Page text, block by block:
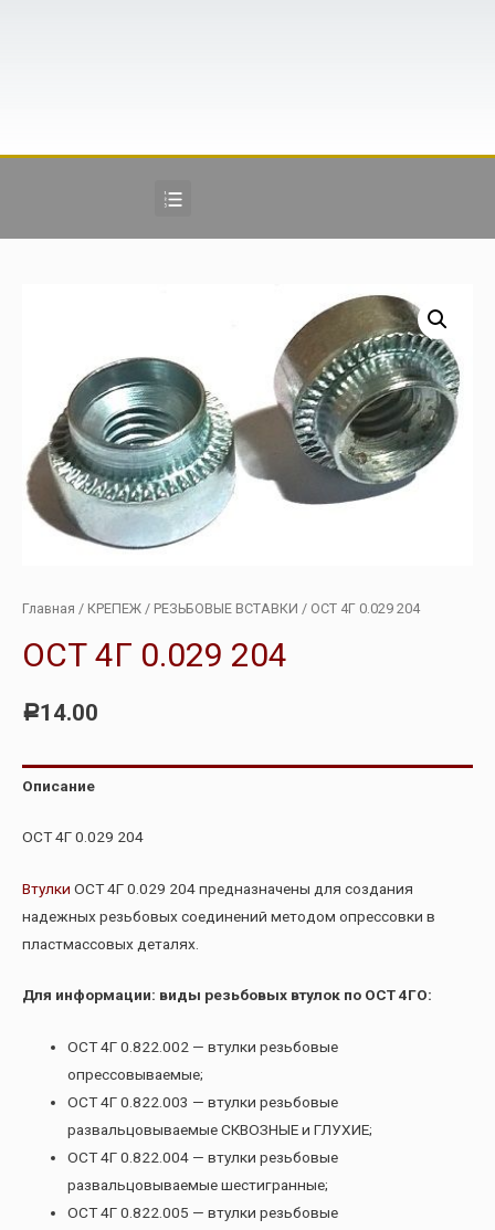
Главная / КРЕПЕЖ / РЕЗЬБОВЫЕ ВСТАВКИ / ОСТ 4Г 0.029 204
ОСТ 4Г 0.029 204
Р14.00
Описание
ОСТ 4Г 0.029 204
Втулки ОСТ 4Г 0.029 204 предназначены для создания
надежных резьбовых соединений методом опрессовки в
пластмассовых деталях.
Для информации: виды резьбовых втулок по ОСТ 4ГО:
ОСТ 4Г 0.822.002 — втулки резьбовые
опрессовываемые;
ОСТ 4Г 0.822.003 — втулки резьбовые
развальцовываемые СКВОЗНЫЕ и ГЛУХИЕ;
ОСТ 4Г 0.822.004 — втулки резьбовые
развальцовываемые шестигранные;
ОСТ 4Г 0.822.005 — втулки резьбовые